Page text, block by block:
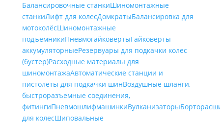
Балансировочные станкиШиномонтажные
станкиЛифт для колесДомкратыБалансировка для
мотоколёсШиномонтажные
подъемникиПневмогайковертыГайковерты
аккумуляторныеРезервуары для подкачки колес
(бустер)Расходные материалы для
шиномонтажаАвтоматические станции и
пистолеты для подкачки шинВоздушные шланги,
быстроразъемные соединения,
фитингиПневмошлифмашинкиВулканизаторы
для колесШиповальные